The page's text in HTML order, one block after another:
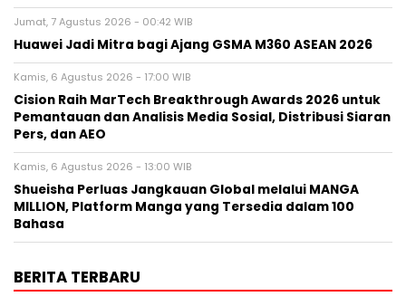
Jumat, 7 Agustus 2026 - 00:42 WIB
Huawei Jadi Mitra bagi Ajang GSMA M360 ASEAN 2026
Kamis, 6 Agustus 2026 - 17:00 WIB
Cision Raih MarTech Breakthrough Awards 2026 untuk
Pemantauan dan Analisis Media Sosial, Distribusi Siaran
Pers, dan AEO
Kamis, 6 Agustus 2026 - 13:00 WIB
Shueisha Perluas Jangkauan Global melalui MANGA
MILLION, Platform Manga yang Tersedia dalam 100
Bahasa
BERITA TERBARU